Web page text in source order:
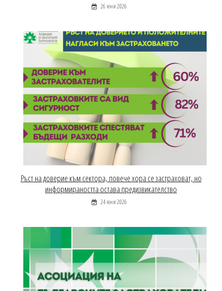
26 юни 2026
Ръст на доверие към сектора, повече хора се застраховат, но
информираността остава предизвикателство
24 юни 2026